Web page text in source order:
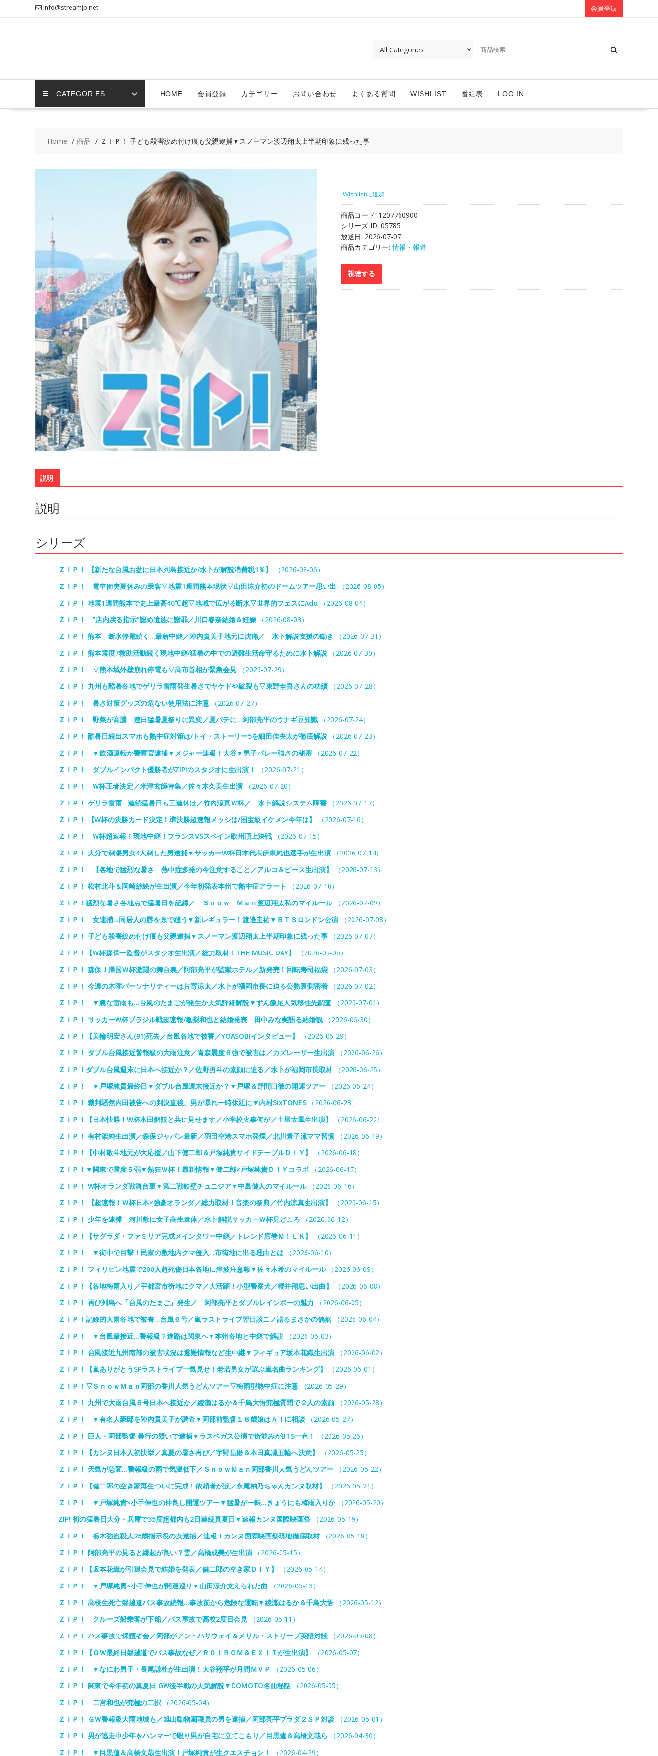
info@streamjp.net 会員登録
CATEGORIES HOME 会員登録 カテゴリー お問い合わせ よくある質問 WISHLIST 番組表 LOG IN
Home 商品 ＺＩＰ！ 子ども殺害絞め付け痕も父親逮捕▼スノーマン渡辺翔太上半期印象に残った事
Wishlistに追加
商品コード: 1207760900
シリーズ ID: 05785
放送日: 2026-07-07
商品カテゴリー:情報・報道
説明
説明
シリーズ
ＺＩＰ！ 【新たな台風お盆に日本列島接近か/水卜が解説消費税1％】
（2026-08-06）
ＺＩＰ！ 電車衝突夏休みの乗客▽地震1週間熊本現状▽山田涼介初のドームツアー思い出 （2026-08-05）
ＺＩＰ！ 地震1週間熊本で史上最高40℃超▽地域で広がる断水▽世界的フェスにAdo （2026-08-04）
ＺＩＰ！ ”店内戻る指示”認め遺族に謝罪／川口春奈結婚＆妊娠（2026-08-03）
ＺＩＰ！ 熊本 断水停電続く…最新中継／陣内貴美子地元に沈痛／ 水卜解説支援の動き
（2026-07-31）
ＺＩＰ！ 熊本震度7救助活動続く現地中継/猛暑の中での避難生活命守るために水卜解説 （2026-07-30）
ＺＩＰ！ ▽熊本城外壁崩れ停電も▽高市首相が緊急会見 （2026-07-29）
ＺＩＰ！ 九州も酷暑各地でゲリラ雷雨発生暑さでヤケドや破裂も▽東野圭吾さんの功績 （2026-07-28）
ＺＩＰ！ 暑さ対策グッズの危ない使用法に注意 （2026-07-27）
ＺＩＰ！ 野菜が高騰 連日猛暑夏祭りに異変／夏バテに…阿部亮平のウナギ豆知識 （2026-07-24）
ＺＩＰ！ 酷暑日続出スマホも熱中症対策は/トイ・ストーリー5を細田佳央太が徹底解説 （2026-07-23）
ＺＩＰ！ ▼飲酒運転か警察官逮捕▼メジャー速報！大谷▼男子バレー強さの秘密（2026-07-22）
ＺＩＰ！ ダブルインパクト優勝者がZIP!のスタジオに生出演！
（2026-07-21）
ＺＩＰ！ W杯王者決定／米津玄師特集／佐々木久美生出演 （2026-07-20）
ＺＩＰ！ ゲリラ雷雨…連続猛暑日も三連休は／竹内涼真Ｗ杯／ 水卜解説システム障害 （2026-07-17）
ＺＩＰ！ 【W杯の決勝カード決定！準決勝超速報メッシは/国宝級イケメン今年は】
（2026-07-16）
ＺＩＰ！ W杯超速報！現地中継！フランスVSスペイン欧州頂上決戦 （2026-07-15）
ＺＩＰ！ 大分で刺傷男女4人刺した男逮捕▼サッカーW杯日本代表伊東純也選手が生出演 （2026-07-14）
ＺＩＰ！ 【各地で猛烈な暑さ 熱中症多発の今注意すること／アルコ＆ピース生出演】
（2026-07-13）
ＺＩＰ！ 松村北斗＆岡崎紗絵が生出演／今年初発表本州で熱中症アラート
（2026-07-10）
ＺＩＰ！猛烈な暑さ各地点で猛暑日を記録／ Ｓｎｏｗ Ｍａｎ渡辺翔太私のマイルール（2026-07-09）
ＺＩＰ！ 女逮捕…同居人の唇を糸で縫う▼新レギュラー！渡邊圭祐▼ＢＴＳロンドン公演 （2026-07-08）
ＺＩＰ！ 子ども殺害絞め付け痕も父親逮捕▼スノーマン渡辺翔太上半期印象に残った事 （2026-07-07）
ＺＩＰ！【W杯森保一監督がスタジオ生出演／総力取材！THE MUSIC DAY】
（2026-07-06）
ＺＩＰ！ 森保Ｊ帰国Ｗ杯激闘の舞台裏／阿部亮平が監獄ホテル／新発売！回転寿司福袋 （2026-07-03）
ＺＩＰ！ 今週の木曜パーソナリティーは片寄涼太／水卜が福岡市長に迫る公務裏側密着 （2026-07-02）
ＺＩＰ！ ▼急な雷雨も…台風のたまごが発生か天気詳細解説▼ずん飯尾人気移住先調査 （2026-07-01）
ＺＩＰ！ サッカーW杯ブラジル戦超速報/亀梨和也と結婚発表 田中みな実語る結婚観 （2026-06-30）
ＺＩＰ！【美輪明宏さん(91)死去／台風各地で被害／YOASOBIインタビュー】
（2026-06-29）
ＺＩＰ！ ダブル台風接近警報級の大雨注意／青森震度６強で被害は／カズレーザー生出演 （2026-06-26）
ＺＩＰ！ダブル台風週末に日本へ接近か？／佐野勇斗の素顔に迫る／水卜が福岡市長取材（2026-06-25）
ＺＩＰ！ ▼戸塚純貴最終日▼ダブル台風週末接近か？▼戸塚＆野間口徹の開運ツアー （2026-06-24）
ＺＩＰ！ 裁判騒然内田被告への判決直後、男が暴れ一時休廷に▼内村SixTONES （2026-06-23）
ＺＩＰ！【日本快勝！W杯本田解説と共に見せます／小学校火事何が／土屋太鳳生出演】
（2026-06-22）
ＺＩＰ！ 有村架純生出演／森保ジャパン最新／羽田空港スマホ発煙／北川景子流ママ習慣 （2026-06-19）
ＺＩＰ！【中村敬斗地元が大応援／山下健二郎＆戸塚純貴サイドテーブルＤＩＹ】
（2026-06-18）
ＺＩＰ！▼関東で震度５弱▼熱狂Ｗ杯！最新情報▼健二郎×戸塚純貴ＤＩＹコラボ （2026-06-17）
ＺＩＰ！ W杯オランダ戦舞台裏▼第二戦鉄壁チュニジア▼中島健人のマイルール（2026-06-16）
ＺＩＰ！ 【超速報！Ｗ杯日本×強豪オランダ／総力取材！音楽の祭典／竹内涼真生出演】
（2026-06-15）
ＺＩＰ！ 少年を逮捕 河川敷に女子高生遺体／水卜解説サッカーＷ杯見どころ （2026-06-12）
ＺＩＰ！【サグラダ・ファミリア完成メインタワー中継／トレンド席巻Ｍ！ＬＫ】
（2026-06-11）
ＺＩＰ！ ▼街中で目撃！民家の敷地内クマ侵入…市街地に出る理由とは （2026-06-10）
ＺＩＰ！ フィリピン地震で200人超死傷日本各地に津波注意報▼佐々木希のマイルール（2026-06-09）
ＺＩＰ！【各地梅雨入り／宇都宮市街地にクマ／大活躍！小型警察犬／櫻井翔思い出曲】
（2026-06-08）
ＺＩＰ！ 再び列島へ「台風のたまご」発生／ 阿部亮平とダブルレインボーの魅力 （2026-06-05）
ＺＩＰ！記録的大雨各地で被害…台風６号／嵐ラストライブ翌日談ニノ語るまさかの偶然 （2026-06-04）
ＺＩＰ！ ▼台風最接近…警報級？進路は関東へ▼本州各地と中継で解説 （2026-06-03）
ＺＩＰ！ 台風接近九州南部の被害状況は避難情報など生中継▼フィギュア坂本花織生出演 （2026-06-02）
ＺＩＰ！【嵐ありがとうSPラストライブ一気見せ！老若男女が選ぶ嵐名曲ランキング】
（2026-06-01）
ＺＩＰ！▽ＳｎｏｗＭａｎ阿部の香川人気うどんツアー▽梅雨型熱中症に注意 （2026-05-29）
ＺＩＰ！ 九州で大雨台風６号日本へ接近か／綾瀬はるか＆千鳥大悟究極質問で２人の素顔（2026-05-28）
ＺＩＰ！ ▼有名人豪邸を陣内貴美子が調査▼阿部前監督１８歳娘はＡＩに相談 （2026-05-27）
ＺＩＰ！ 巨人・阿部監督 暴行の疑いで逮捕▼ラスベガス公演で街並みがBTS一色！
（2026-05-26）
ＺＩＰ！【カンヌ日本人初快挙／真夏の暑さ再び／宇野昌磨＆本田真凜五輪へ決意】
（2026-05-25）
ＺＩＰ！ 天気が急変…警報級の雨で気温低下／ＳｎｏｗＭａｎ阿部香川人気うどんツアー （2026-05-22）
ＺＩＰ！【健二郎の空き家再生ついに完成！依頼者が涙／永尾柚乃ちゃんカンヌ取材】
（2026-05-21）
ＺＩＰ！ ▼戸塚純貴×小手伸也の仲良し開運ツアー▼猛暑が一転…きょうにも梅雨入りか（2026-05-20）
ZIP! 初の猛暑日大分・兵庫で35度超都内も2日連続真夏日▼速報カンヌ国際映画祭 （2026-05-19）
ＺＩＰ！ 栃木強盗殺人25歳指示役の女逮捕／速報！カンヌ国際映画祭現地徹底取材（2026-05-18）
ＺＩＰ！ 阿部亮平の見ると縁起が良い？雲／高橋成美が生出演 （2026-05-15）
ＺＩＰ！【坂本花織が引退会見で結婚を発表／健二郎の空き家ＤＩＹ】
（2026-05-14）
ＺＩＰ！ ▼戸塚純貴×小手伸也が開運巡り▼山田涼介支えられた曲 （2026-05-13）
ＺＩＰ！ 高校生死亡磐越道バス事故続報…事故前から危険な運転▼綾瀬はるか＆千鳥大悟 （2026-05-12）
ＺＩＰ！ クルーズ船乗客が下船／バス事故で高校2度目会見 （2026-05-11）
ＺＩＰ！ バス事故で保護者会／阿部がアン・ハサウェイ＆メリル・ストリープ英語対談 （2026-05-08）
ＺＩＰ！【ＧＷ最終日磐越道でバス事故なぜ／ＲＯＩＲＯＭ＆ＥＸＩＴが生出演】
（2026-05-07）
ＺＩＰ！ ▼なにわ男子・長尾謙杜が生出演！大谷翔平が月間ＭＶＰ
（2026-05-06）
ＺＩＰ！ 関東で今年初の真夏日 GW後半戦の天気解説▼DOMOTO名曲秘話（2026-05-05）
ＺＩＰ！ 二宮和也が究極の二択 （2026-05-04）
ＺＩＰ！ ＧＷ警報級大雨地域も／旭山動物園職員の男を逮捕／阿部亮平プラダ２ＳＰ対談 （2026-05-01）
ＺＩＰ！ 男が逃走中少年をハンマーで殴り男が自宅に立てこもり／目黒蓮＆高橋文哉ら （2026-04-30）
ＺＩＰ！ ▼目黒蓮＆高橋文哉生出演！戸塚純貴が生クエスチョン！
（2026-04-29）